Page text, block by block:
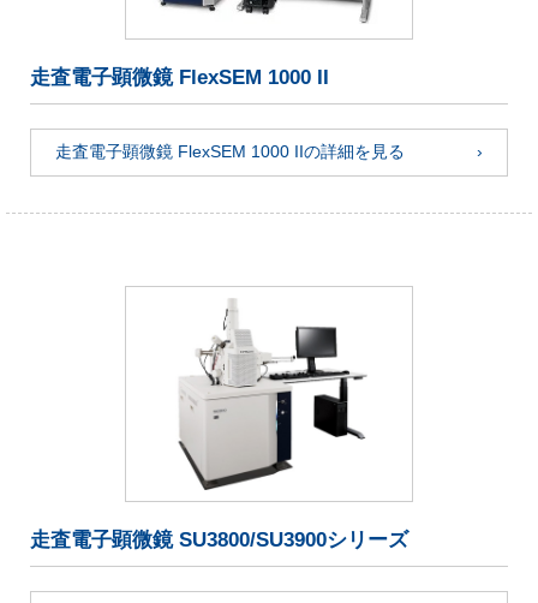
走査電子顕微鏡 FlexSEM 1000 II
走査電子顕微鏡 FlexSEM 1000 IIの詳細を見る
走査電子顕微鏡 SU3800/SU3900シリーズ